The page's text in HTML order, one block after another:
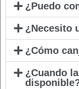
¿Puedo
¿Necesito
¿Cómo
¿Cuando